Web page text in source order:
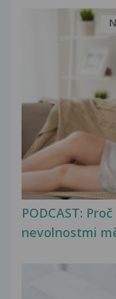
PODCAST:
nevolnostmi